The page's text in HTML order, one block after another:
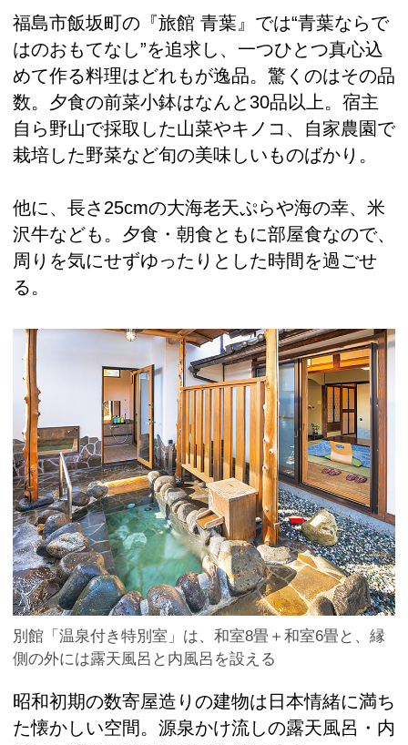
福島市飯坂町の『旅館 青葉』では“青葉ならで
はのおもてなし”を追求し、一つひとつ真心込
めて作る料理はどれもが逸品。驚くのはその品
数。夕食の前菜小鉢はなんと30品以上。宿主
自ら野山で採取した山菜やキノコ、自家農園で
栽培した野菜など旬の美味しいものばかり。
他に、長さ25cmの大海老天ぷらや海の幸、米
沢牛なども。夕食・朝食ともに部屋食なので、
周りを気にせずゆったりとした時間を過ごせ
る。
別館「温泉付き特別室」は、和室8畳＋和室6畳と、縁
側の外には露天風呂と内風呂を設える
昭和初期の数寄屋造りの建物は日本情緒に満ち
た懐かしい空間。源泉かけ流しの露天風呂・内